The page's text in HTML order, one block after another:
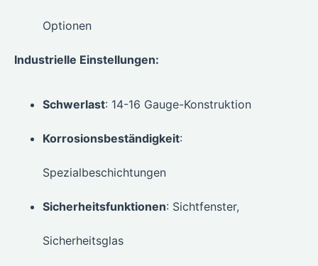
Optionen
Industrielle Einstellungen:
Schwerlast: 14-16 Gauge-Konstruktion
Korrosionsbeständigkeit:
Spezialbeschichtungen
Sicherheitsfunktionen: Sichtfenster,
Sicherheitsglas